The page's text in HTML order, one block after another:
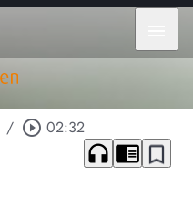
/ play_circle_outline 02:32
headphones chrome_reader_mode bookmark_border